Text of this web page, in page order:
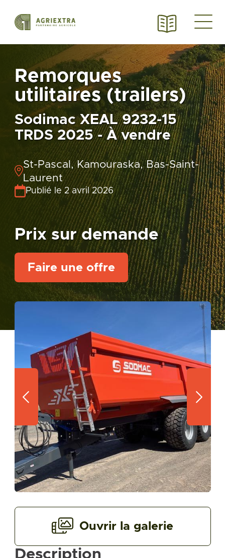
Remorques
utilitaires (trailers)
Sodimac XEAL 9232-15
TRDS 2025 - À vendre
St-Pascal, Kamouraska, Bas-Saint-
Laurent
Publié le 2 avril 2026
Prix sur demande
Faire une offre
Description
Ouvrir la galerie